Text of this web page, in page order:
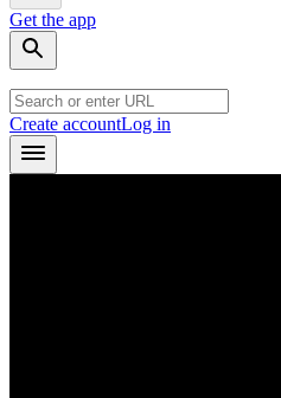
Get the app
Create accountLog in